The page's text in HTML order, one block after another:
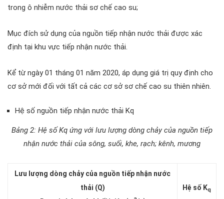
trong ô nhiễm nước thải sơ chế cao su;
Mục đích sử dụng của nguồn tiếp nhận nước thải được xác
định tại khu vực tiếp nhận nước thải.
Kể từ ngày 01 tháng 01 năm 2020, áp dụng giá trị quy định cho
cơ sở mới đối với tất cả các cơ sở sơ chế cao su thiên nhiên.
Hệ số nguồn tiếp nhận nước thải Kq
Bảng 2: Hệ số Kq ứng với lưu lượng dòng chảy của nguồn tiếp
nhận nước thải của sông, suối, khe, rạch; kênh, mương
Lưu lượng dòng chảy của nguồn tiếp nhận nước
thải (Q)
Hệ số Kq